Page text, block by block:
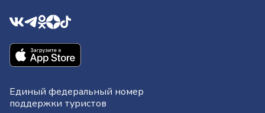
Единый федеральный номер
поддержки туристов